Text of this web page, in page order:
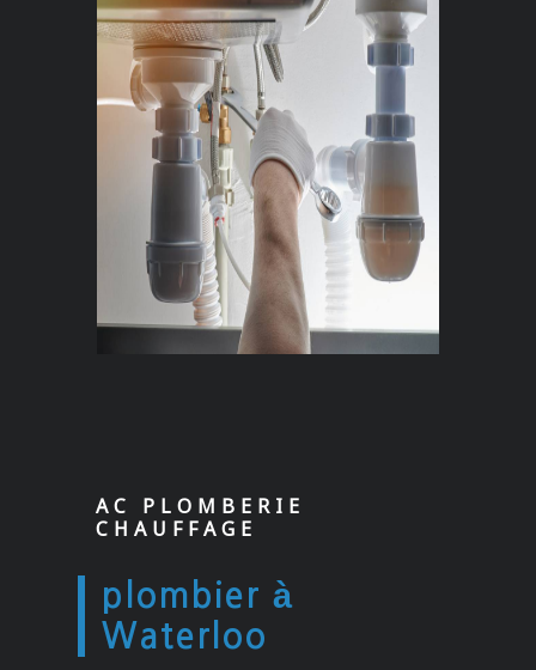
AC PLOMBERIE
CHAUFFAGE
plombier à
Waterloo